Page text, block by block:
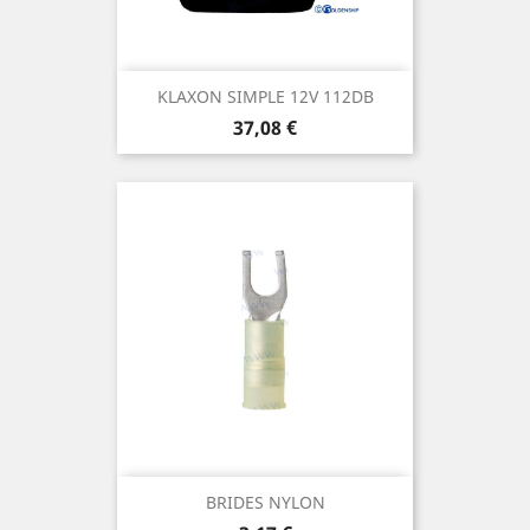
KLAXON SIMPLE 12V 112DB
Prix
37,08 €
BRIDES NYLON